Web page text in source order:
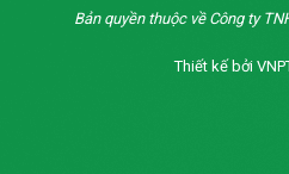
Bản quyền thuộc về Công ty
Thiết kế bởi